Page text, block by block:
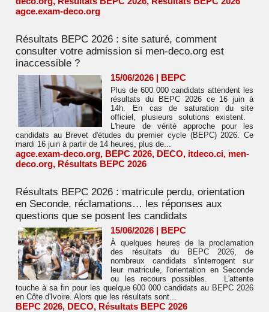
agce.exam-deco.org
Résultats BEPC 2026 : site saturé, comment
consulter votre admission si men-deco.org est
inaccessible ?
15/06/2026 | BEPC
Plus de 600 000 candidats attendent les
résultats du BEPC 2026 ce 16 juin à
14h. En cas de saturation du site
officiel, plusieurs solutions existent.
L'heure de vérité approche pour les
candidats au Brevet d'études du premier cycle (BEPC) 2026. Ce
mardi 16 juin à partir de 14 heures, plus de...
agce.exam-deco.org, BEPC 2026, DECO, itdeco.ci, men-
deco.org, Résultats BEPC 2026
Résultats BEPC 2026 : matricule perdu, orientation
en Seconde, réclamations… les réponses aux
questions que se posent les candidats
15/06/2026 | BEPC
À quelques heures de la proclamation
des résultats du BEPC 2026, de
nombreux candidats s'interrogent sur
leur matricule, l'orientation en Seconde
ou les recours possibles. L'attente
touche à sa fin pour les quelque 600 000 candidats au BEPC 2026
en Côte d'Ivoire. Alors que les résultats sont...
BEPC 2026, DECO, Résultats BEPC 2026